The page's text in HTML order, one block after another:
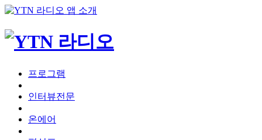
프로그램
인터뷰전문
온에어